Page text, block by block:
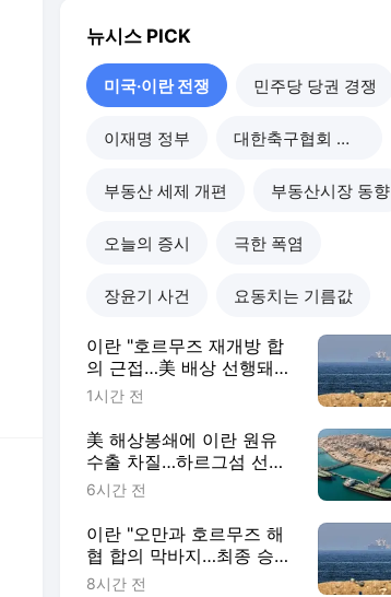
뉴시스 PICK
미국·이란 전쟁 민주당 당권 경쟁
이재명 정부 대한축구협회 개혁
부동산 세제 개편 부동산시장 동향
오늘의 증시 극한 폭염
장윤기 사건 요동치는 기름값
이란 "호르무즈 재개방 합
의 근접…美 배상 선행돼
야"
1시간 전
美 해상봉쇄에 이란 원유
수출 차질…하르그섬 선적
중단
6시간 전
이란 "오만과 호르무즈 해
협 합의 막바지…최종 승인
기다려"
8시간 전